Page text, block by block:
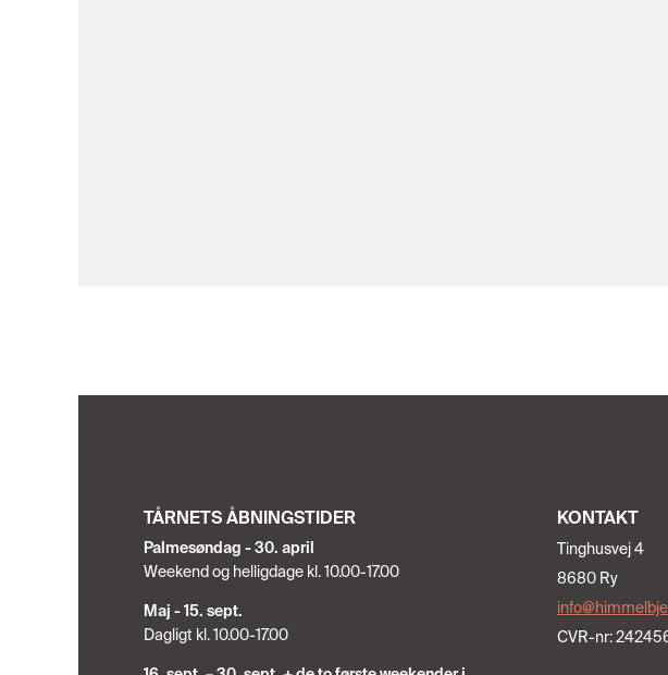
TÅRNETS ÅBNINGSTIDER
Palmesøndag - 30. april
Weekend og helligdage kl. 10.00-17.00
Maj - 15. sept.
Dagligt kl. 10.00-17.00
KONTAKT
Tinghusvej 4
8680 Ry
CVR-nr: